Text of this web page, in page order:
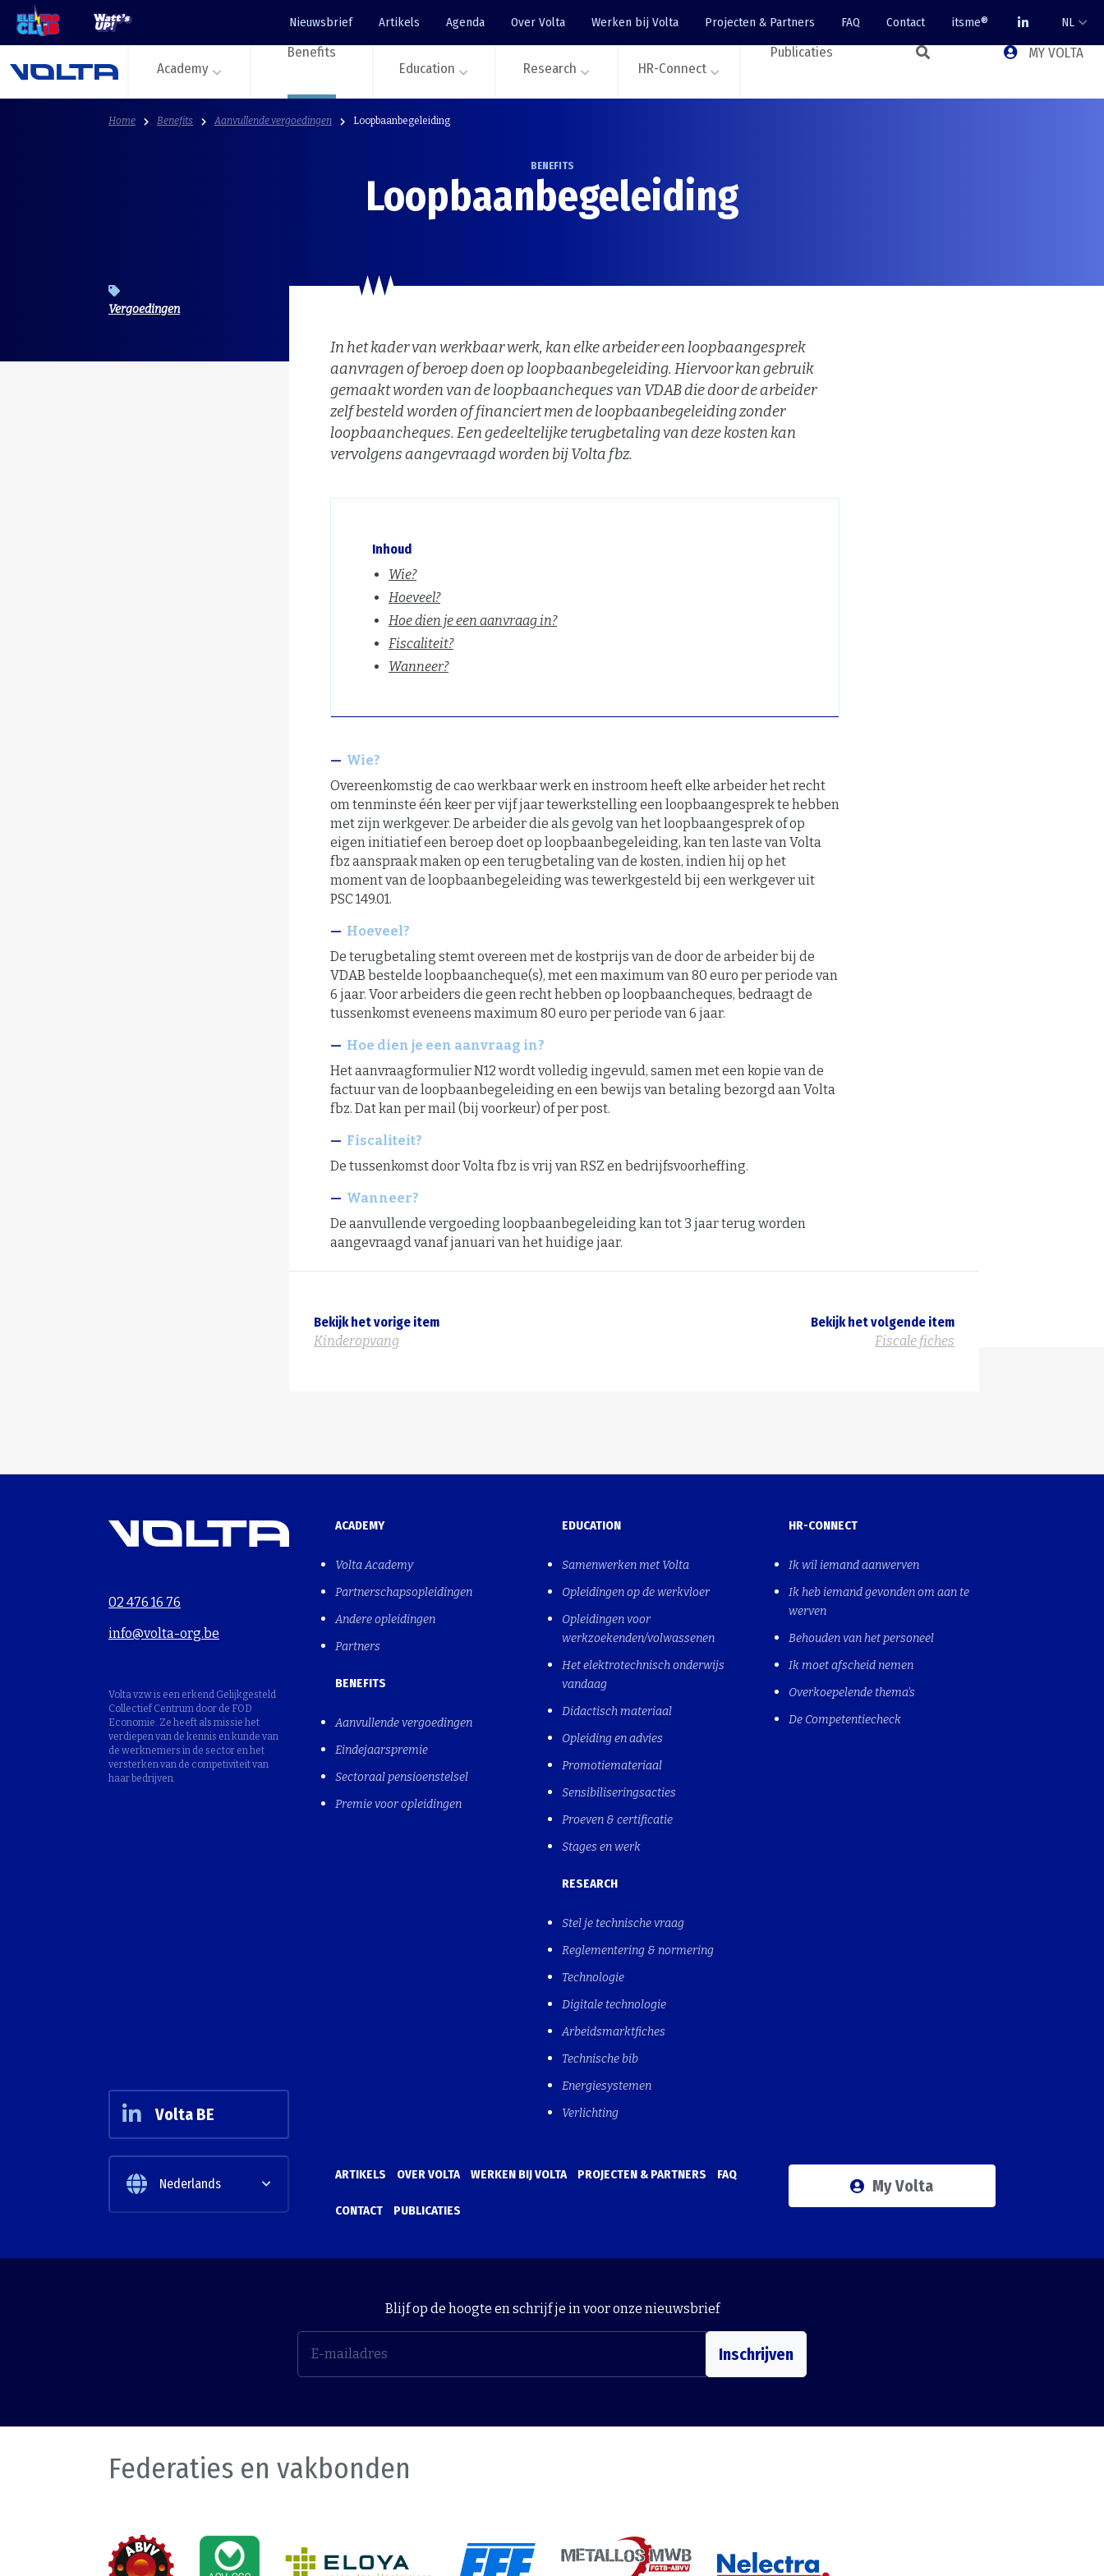
Nieuwsbrief Artikels Agenda Over Volta Werken bij Volta Projecten & Partners FAQ Contact itsme® NL
Academy
Benefits
Education
Research HR-Connect
Publicaties MY VOLTA
Home Benefits Aanvullende vergoedingen Loopbaanbegeleiding
BENEFITS
Loopbaanbegeleiding
Vergoedingen
In het kader van werkbaar werk, kan elke arbeider een loopbaangesprek
aanvragen of beroep doen op loopbaanbegeleiding. Hiervoor kan gebruik
gemaakt worden van de loopbaancheques van VDAB die door de arbeider
zelf besteld worden of financiert men de loopbaanbegeleiding zonder
loopbaancheques. Een gedeeltelijke terugbetaling van deze kosten kan
vervolgens aangevraagd worden bij Volta fbz.
Inhoud
Wie?
Hoeveel?
Hoe dien je een aanvraag in?
Fiscaliteit?
Wanneer?
Wie?
Overeenkomstig de cao werkbaar werk en instroom heeft elke arbeider het recht
om tenminste één keer per vijf jaar tewerkstelling een loopbaangesprek te hebben
met zijn werkgever. De arbeider die als gevolg van het loopbaangesprek of op
eigen initiatief een beroep doet op loopbaanbegeleiding, kan ten laste van Volta
fbz aanspraak maken op een terugbetaling van de kosten, indien hij op het
moment van de loopbaanbegeleiding was tewerkgesteld bij een werkgever uit
PSC 149.01.
Hoeveel?
De terugbetaling stemt overeen met de kostprijs van de door de arbeider bij de
VDAB bestelde loopbaancheque(s), met een maximum van 80 euro per periode van
6 jaar. Voor arbeiders die geen recht hebben op loopbaancheques, bedraagt de
tussenkomst eveneens maximum 80 euro per periode van 6 jaar.
Hoe dien je een aanvraag in?
Het aanvraagformulier N12 wordt volledig ingevuld, samen met een kopie van de
factuur van de loopbaanbegeleiding en een bewijs van betaling bezorgd aan Volta
fbz. Dat kan per mail (bij voorkeur) of per post.
Fiscaliteit?
De tussenkomst door Volta fbz is vrij van RSZ en bedrijfsvoorheffing.
Wanneer?
De aanvullende vergoeding loopbaanbegeleiding kan tot 3 jaar terug worden
aangevraagd vanaf januari van het huidige jaar.
Bekijk het vorige item
Kinderopvang
Bekijk het volgende item
Fiscale fiches
02 476 16 76
info@volta-org.be
Volta vzw is een erkend Gelijkgesteld
Collectief Centrum door de FOD
Economie. Ze heeft als missie het
verdiepen van de kennis en kunde van
de werknemers in de sector en het
versterken van de competiviteit van
haar bedrijven.
Volta BE
Nederlands
ACADEMY
Volta Academy
Partnerschapsopleidingen
Andere opleidingen
Partners
BENEFITS
Aanvullende vergoedingen
Eindejaarspremie
Sectoraal pensioenstelsel
Premie voor opleidingen
EDUCATION
Samenwerken met Volta
Opleidingen op de werkvloer
Opleidingen voor
werkzoekenden/volwassenen
Het elektrotechnisch onderwijs
vandaag
Didactisch materiaal
Opleiding en advies
Promotiemateriaal
Sensibiliseringsacties
Proeven & certificatie
Stages en werk
RESEARCH
Stel je technische vraag
Reglementering & normering
Technologie
Digitale technologie
Arbeidsmarktfiches
Technische bib
Energiesystemen
Verlichting
HR-CONNECT
Ik wil iemand aanwerven
Ik heb iemand gevonden om aan te
werven
Behouden van het personeel
Ik moet afscheid nemen
Overkoepelende thema's
De Competentiecheck
ARTIKELS OVER VOLTA WERKEN BIJ VOLTA PROJECTEN & PARTNERS FAQ
CONTACT PUBLICATIES
My Volta
Blijf op de hoogte en schrijf je in voor onze nieuwsbrief
Inschrijven
Federaties en vakbonden